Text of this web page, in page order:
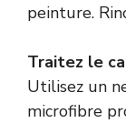
peinture.
Traitez le
Utilisez un
microfibre